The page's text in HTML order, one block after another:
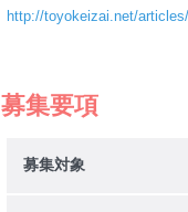
http://toyokeizai.net/
募集要項
募集対象